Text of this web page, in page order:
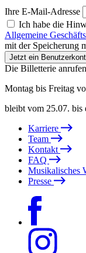
Ihre E-Mail-Adresse
Ich habe die
Allgemeine
mit der Speicherung
Jetzt ein
Die Billetterie anrufen
Montag bis Freitag
bleibt vom 25.07. bis
Karriere
Team
Kontakt
FAQ
Musikalisches
Presse